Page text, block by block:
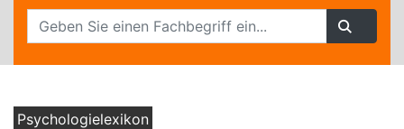
Psychologielexikon